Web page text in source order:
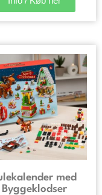
med
Byggeklodser